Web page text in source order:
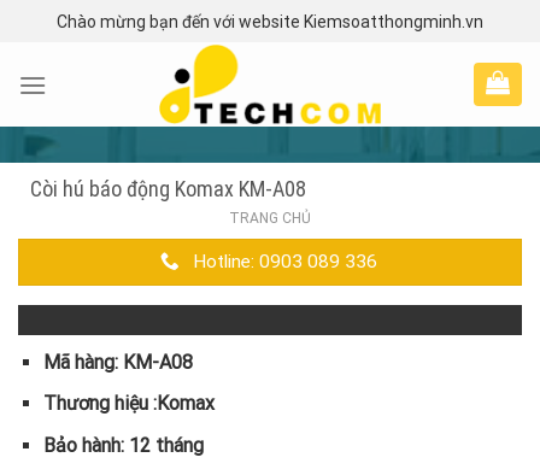
content
Chào mừng bạn đến với website Kiemsoatthongminh.vn
Còi hú báo động Komax KM-A08
TRANG CHỦ
Hotline: 0903 089 336
Mã hàng: KM-A08
Thương hiệu :Komax
Bảo hành: 12 tháng